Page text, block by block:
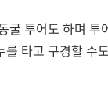
굴 투어도 하며 투
를 타고 구경할 수